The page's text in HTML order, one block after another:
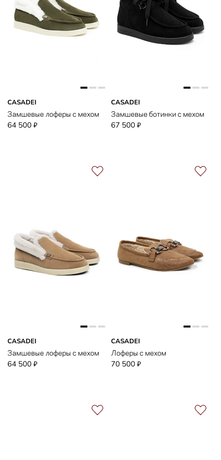
CASADEI
Замшевые лоферы с мехом
64 500 ₽
CASADEI
Замшевые ботинки с мехом
67 500 ₽
CASADEI
Замшевые лоферы с мехом
64 500 ₽
CASADEI
Лоферы с мехом
70 500 ₽